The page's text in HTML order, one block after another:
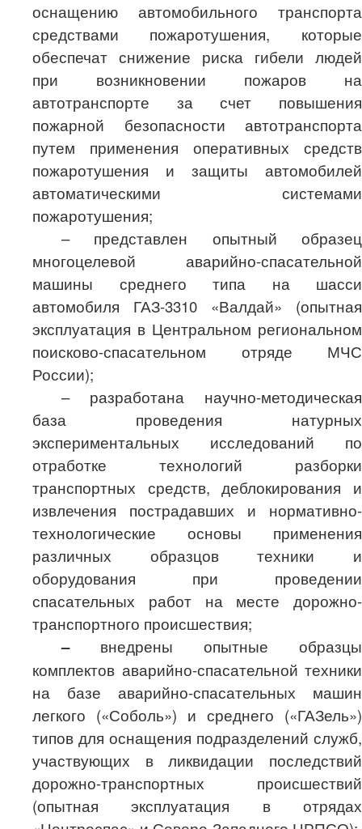
оснащению автомобильного транспорта
средствами пожаротушения, которые
обеспечат снижение риска гибели людей
при возникновении пожаров на
автотранспорте за счет повышения
пожарной безопасности автотранспорта
путем применения оперативных средств
пожаротушения и защиты автомобилей
автоматическими системами
пожаротушения;
– представлен опытный образец
многоцелевой аварийно-спасательной
машины среднего типа на шасси
автомобиля ГАЗ-3310 «Валдай» (опытная
эксплуатация в Центральном региональном
поисково-спасательном отряде МЧС
России);
– разработана научно-методическая
база проведения натурных
экспериментальных исследований по
отработке технологий разборки
транспортных средств, деблокирования и
извлечения пострадавших и нормативно-
технологические основы применения
различных образцов техники и
оборудования при проведении
спасательных работ на месте дорожно-
транспортного происшествия;
– внедрены опытные образцы
комплектов аварийно-спасательной техники
на базе аварийно-спасательных машин
легкого («Соболь») и среднего («ГАЗель»)
типов для оснащения подразделений служб,
участвующих в ликвидации последствий
дорожно-транспортных происшествий
(опытная эксплуатация в отрядах